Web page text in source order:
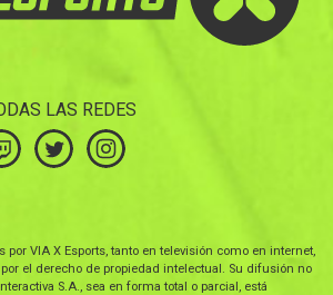
LAS REDES
VIA X Esports, tanto en televisión como en internet,
el derecho de propiedad intelectual. Su difusión no
S.A., sea en forma total o parcial, está